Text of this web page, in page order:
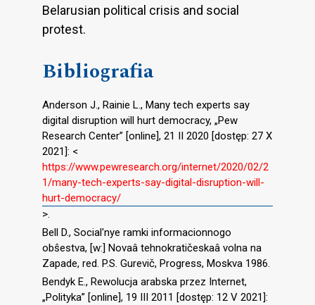
Belarusian political crisis and social
protest.
Bibliografia
Anderson J., Rainie L., Many tech experts say
digital disruption will hurt democracy, „Pew
Research Center” [online], 21 II 2020 [dostęp: 27 X
2021]: <
https://www.pewresearch.org/internet/2020/02/2
1/many-tech-experts-say-digital-disruption-will-
hurt-democracy/
>.
Bell D., Social′nye ramki informacionnogo
obŝestva, [w:] Novaâ tehnokratičeskaâ volna na
Zapade, red. P.S. Gurevič, Progress, Moskva 1986.
Bendyk E., Rewolucja arabska przez Internet,
„Polityka” [online], 19 III 2011 [dostęp: 12 V 2021]: